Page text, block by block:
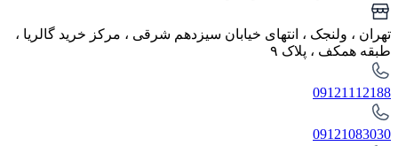
تهران ، ولنجک‌ ، انتهای خیابان سیزدهم شرقی ، مرکز خرید گالریا ،
طبقه همکف ، پلاک ۹
09121112188
09121083030